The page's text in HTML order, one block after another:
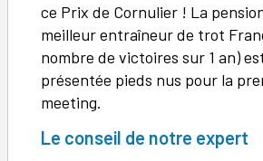
ce Prix de Cornulier ! La
meilleur entraîneur de trot
nombre de victoires sur 1 an)
présentée pieds nus pour la
meeting.
Le conseil de notre expert